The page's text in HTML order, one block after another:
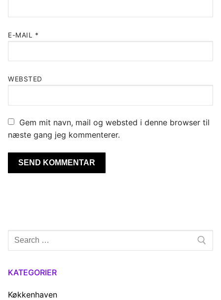
E-MAIL *
WEBSTED
Gem mit navn, mail og websted i denne browser til
næste gang jeg kommenterer.
Søg
efter:
KATEGORIER
Køkkenhaven